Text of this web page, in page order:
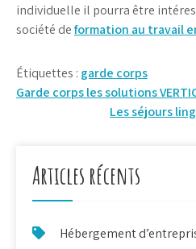
individuelle il pourra être
société deformation au travail
Étiquettes : garde corps
Navigation
l’article
Garde corps les solutions
Les séjours
Articles récents
Hébergement